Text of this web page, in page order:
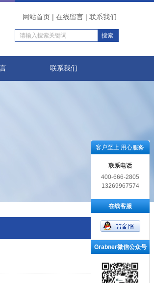
网站首页 | 在线留言 | 联系我们
联系我们
客户至上 用心服务
联系电话
400-666-2805
13269967574
在线客服
Grabner微信公众号